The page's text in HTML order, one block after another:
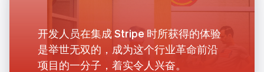
开发人员在集成 Stripe 时所获得的体验
是举世无双的，成为这个行业革命前沿
项目的一分子，着实令人兴奋。